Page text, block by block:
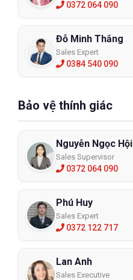
0372 064 090
Đỗ Minh Thắng
Sales Expert
0384 540 090
Bảo vệ thính giác
Nguyễn Ngọc Hội
Sales Supervisor
0372 064 090
Phú Huy
Sales Expert
0372 122 717
Lan Anh
Sales Executive